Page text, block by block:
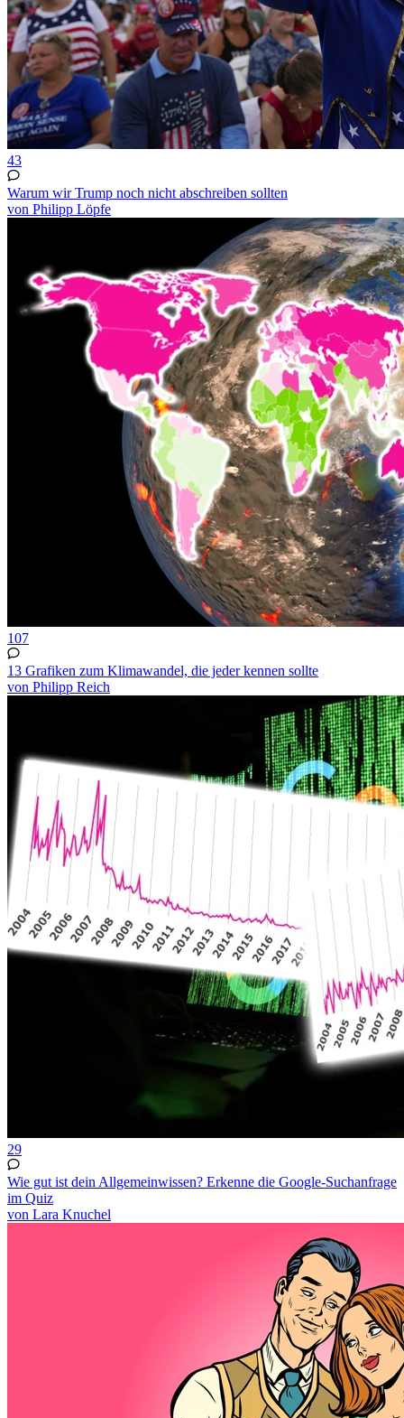
43
Warum wir Trump noch nicht abschreiben sollten
von Philipp Löpfe
107
13 Grafiken zum Klimawandel, die jeder kennen sollte
von Philipp Reich
29
Wie gut ist dein Allgemeinwissen? Erkenne die Google-Suchanfrage
im Quiz
von Lara Knuchel